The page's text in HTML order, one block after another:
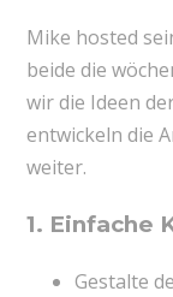
Mike hosted
beide die
wir die Ideen
entwickeln die
weiter.
1. Einfache
Gestalte